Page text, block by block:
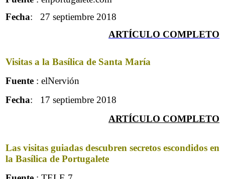
Fecha: 27 septiembre 2018
ARTÍCULO COMPLETO
Visitas a la Basílica de Santa María
Fuente : elNervión
Fecha: 17 septiembre 2018
ARTÍCULO COMPLETO
Las visitas guiadas descubren secretos escondidos en
la Basílica de Portugalete